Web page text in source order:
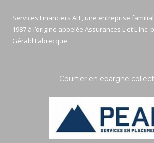
Services Financiers ALL, une entreprise
1987 à l’origine appelée Assurances L et L Inc.
Gérald Labrecque.
Courtier en épargne